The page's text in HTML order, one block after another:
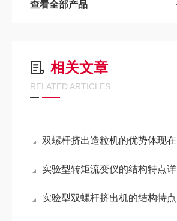
查看全部产品
相关文章
RELATED ARTICLES
双螺杆挤出造粒机的优势体现在哪些方面？
实验型转矩流变仪的结构特点详细介绍
实验型双螺杆挤出机的结构特点及应用领域